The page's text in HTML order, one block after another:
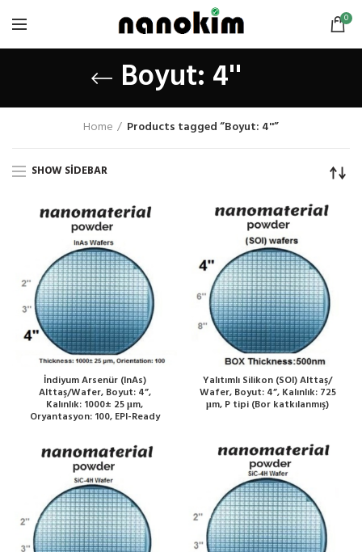
0
Boyut: 4''
Home Products tagged “Boyut: 4''”
SHOW SIDEBAR
İndiyum Arsenür (InAs)
Alttaş/Wafer, Boyut: 4”,
Kalınlık: 1000± 25 μm,
Oryantasyon: 100, EPI-Ready
Yalıtımlı Silikon (SOI) Alttaş/
Wafer, Boyut: 4”, Kalınlık: 725
μm, P tipi (Bor katkılanmış)